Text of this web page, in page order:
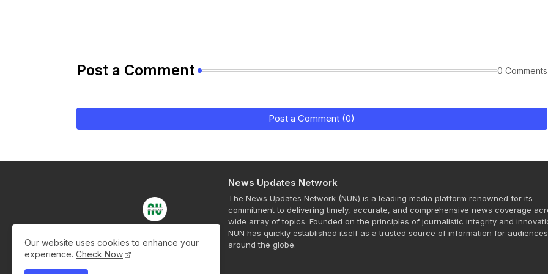
Post a Comment 0 Comments
Post a Comment (0)
News Updates Network
The News Updates Network (NUN) is a leading media platform renowned for its
commitment to delivering timely, accurate, and comprehensive news coverage
wide array of topics. Founded on the principles of journalistic integrity and
NUN has quickly established itself as a trusted source of information for audiences
around the globe.
Our website uses cookies to enhance your
experience. Check Now